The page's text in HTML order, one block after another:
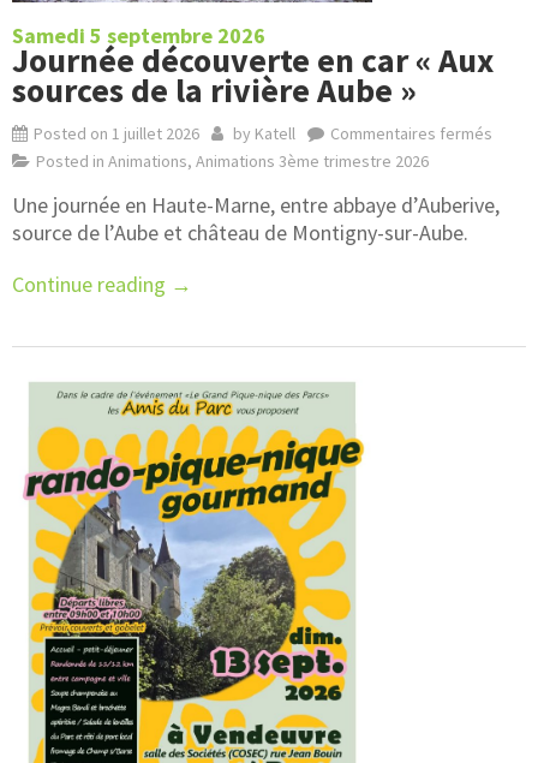
Samedi 5 septembre 2026
Journée découverte en car « Aux
sources de la rivière Aube »
Posted on 1 juillet 2026 by Katell
Commentaires fermés
Posted in Animations, Animations 3ème trimestre 2026
Une journée en Haute-Marne, entre abbaye d’Auberive,
source de l’Aube et château de Montigny-sur-Aube.
Continue reading →